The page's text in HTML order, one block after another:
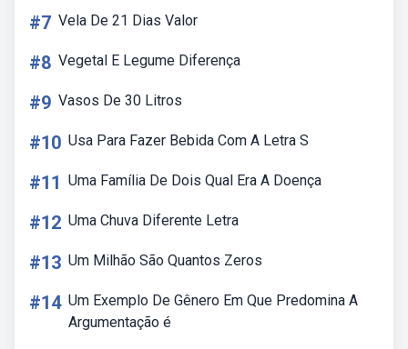
#7 Vela De 21 Dias Valor
#8 Vegetal E Legume Diferença
#9 Vasos De 30 Litros
#10 Usa Para Fazer Bebida Com A Letra S
#11 Uma Família De Dois Qual Era A Doença
#12 Uma Chuva Diferente Letra
#13 Um Milhão São Quantos Zeros
#14 Um Exemplo De Gênero Em Que Predomina A
Argumentação é